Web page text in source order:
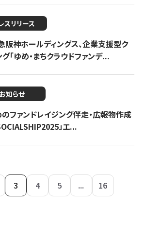
スリリース
阪神ホールディングス、企業支援型ク
「ゆめ・まちクラウドファンデ...
お知らせ
ファンドレイジング伴走・広報物作成
」エ...
3 4 5 ... 16